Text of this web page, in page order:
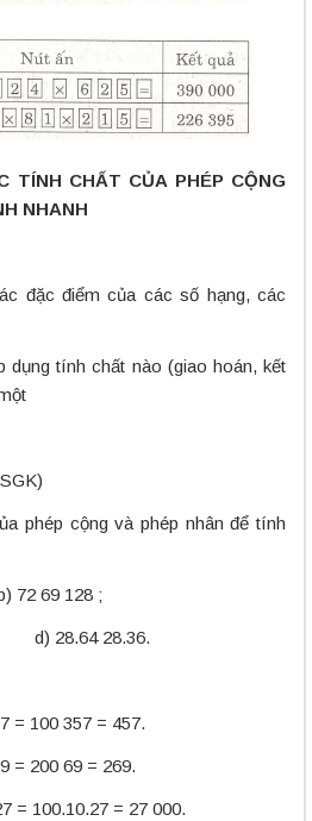
TÍNH CHẤT CỦA PHÉP CỘNG
NHANH
đặc điểm của các số hạng, các
dụng tính chất nào (giao hoán, kết
phép cộng và phép nhân để tính
69 128 ;
28.36.
= 100 357 = 457.
= 200 69 = 269.
= 100.10.27 = 27 000.